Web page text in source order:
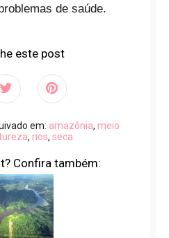
de saúde.
este post
em: amazônia, meio
, rios, seca
Confira também: